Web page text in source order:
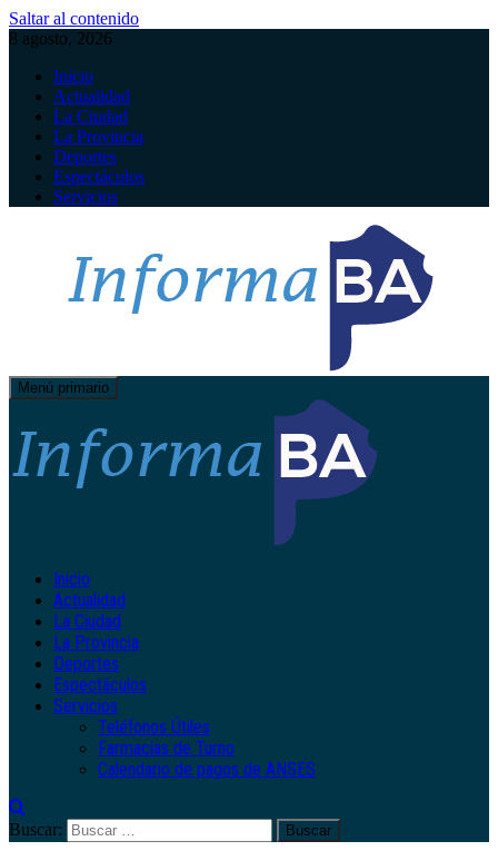
Saltar al contenido
8 agosto, 2026
Inicio
Actualidad
La Ciudad
La Provincia
Deportes
Espectáculos
Servicios
Menú primario
Inicio
Actualidad
La Ciudad
La Provincia
Deportes
Espectáculos
Servicios
Teléfonos Útiles
Farmacias de Turno
Calendario de pagos de ANSES
Buscar: